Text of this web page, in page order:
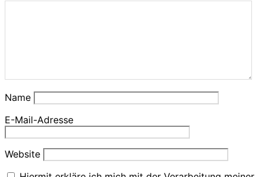
Name
E-Mail-Adresse
Website